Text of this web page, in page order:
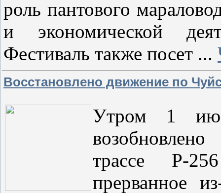
роль пантового
и экономической
Фестиваль также посет ...
Восстановлено движение по
Утром 1
трассе Р-
прерванное